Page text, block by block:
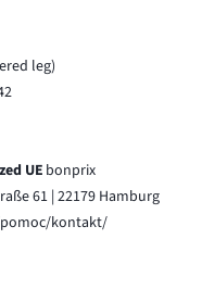
leg)
UE bonprix
61 | 22179 Hamburg
kontakt/